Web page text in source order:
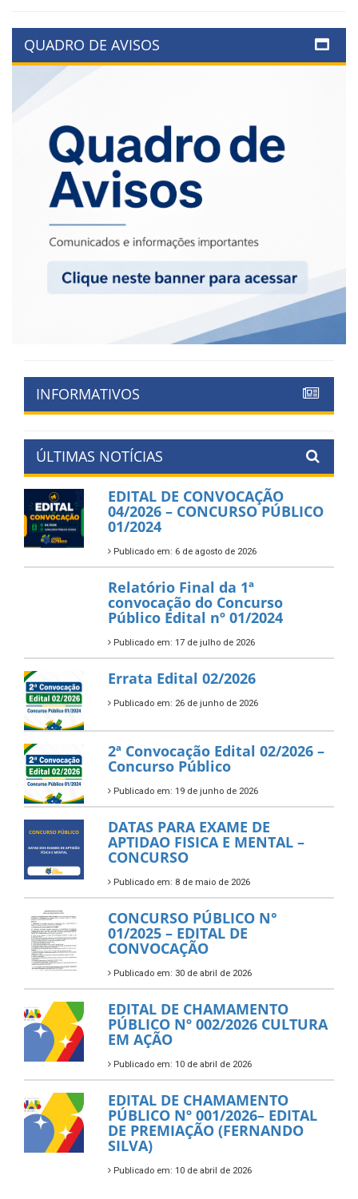
QUADRO DE AVISOS
INFORMATIVOS
ÚLTIMAS NOTÍCIAS
EDITAL DE CONVOCAÇÃO
04/2026 – CONCURSO PÚBLICO
01/2024
Publicado em: 6 de agosto de 2026
Relatório Final da 1ª
convocação do Concurso
Público Edital nº 01/2024
Publicado em: 17 de julho de 2026
Errata Edital 02/2026
Publicado em: 26 de junho de 2026
2ª Convocação Edital 02/2026 –
Concurso Público
Publicado em: 19 de junho de 2026
DATAS PARA EXAME DE
APTIDAO FISICA E MENTAL –
CONCURSO
Publicado em: 8 de maio de 2026
CONCURSO PÚBLICO N°
01/2025 – EDITAL DE
CONVOCAÇÃO
Publicado em: 30 de abril de 2026
EDITAL DE CHAMAMENTO
PÚBLICO Nº 002/2026 CULTURA
EM AÇÃO
Publicado em: 10 de abril de 2026
EDITAL DE CHAMAMENTO
PÚBLICO Nº 001/2026– EDITAL
DE PREMIAÇÃO (FERNANDO
SILVA)
Publicado em: 10 de abril de 2026